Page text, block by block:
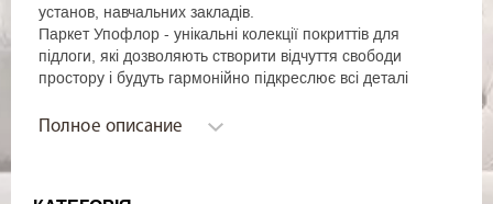
установ, навчальних закладів.
Паркет Упофлор ​​- унікальні колекції покриттів для
підлоги, які дозволяють створити відчуття свободи
простору і будуть гармонійно підкреслює всі деталі
представлена ​​різними варіантами - від темних
Полное описание